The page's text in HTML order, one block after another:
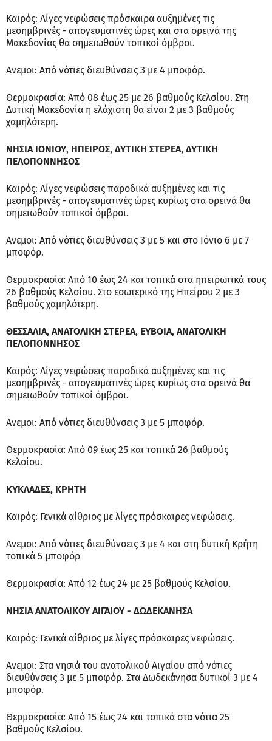
Καιρός: Λίγες νεφώσεις πρόσκαιρα αυξημένες τις
μεσημβρινές - απογευματινές ώρες και στα ορεινά της
Μακεδονίας θα σημειωθούν τοπικοί όμβροι.
Ανεμοι: Από νότιες διευθύνσεις 3 με 4 μποφόρ.
Θερμοκρασία: Από 08 έως 25 με 26 βαθμούς Κελσίου. Στη
Δυτική Μακεδονία η ελάχιστη θα είναι 2 με 3 βαθμούς
χαμηλότερη.
ΝΗΣΙΑ ΙΟΝΙΟΥ, ΗΠΕΙΡΟΣ, ΔΥΤΙΚΗ ΣΤΕΡΕΑ, ΔΥΤΙΚΗ
ΠΕΛΟΠΟΝΝΗΣΟΣ
Καιρός: Λίγες νεφώσεις παροδικά αυξημένες και τις
μεσημβρινές - απογευματινές ώρες κυρίως στα ορεινά θα
σημειωθούν τοπικοί όμβροι.
Ανεμοι: Από νότιες διευθύνσεις 3 με 5 και στο Ιόνιο 6 με 7
μποφόρ.
Θερμοκρασία: Από 10 έως 24 και τοπικά στα ηπειρωτικά τους
26 βαθμούς Κελσίου. Στο εσωτερικό της Ηπείρου 2 με 3
βαθμούς χαμηλότερη.
ΘΕΣΣΑΛΙΑ, ΑΝΑΤΟΛΙΚΗ ΣΤΕΡΕΑ, ΕΥΒΟΙΑ, ΑΝΑΤΟΛΙΚΗ
ΠΕΛΟΠΟΝΝΗΣΟΣ
Καιρός: Λίγες νεφώσεις παροδικά αυξημένες και τις
μεσημβρινές - απογευματινές ώρες κυρίως στα ορεινά θα
σημειωθούν τοπικοί όμβροι.
Ανεμοι: Από νότιες διευθύνσεις 3 με 5 μποφόρ.
Θερμοκρασία: Από 09 έως 25 και τοπικά 26 βαθμούς
Κελσίου.
ΚΥΚΛΑΔΕΣ, ΚΡΗΤΗ
Καιρός: Γενικά αίθριος με λίγες πρόσκαιρες νεφώσεις.
Ανεμοι: Από νότιες διευθύνσεις 3 με 4 και στη δυτική Κρήτη
τοπικά 5 μποφόρ
Θερμοκρασία: Από 12 έως 24 με 25 βαθμούς Κελσίου.
ΝΗΣΙΑ ΑΝΑΤΟΛΙΚΟΥ ΑΙΓΑΙΟΥ - ΔΩΔΕΚΑΝΗΣΑ
Καιρός: Γενικά αίθριος με λίγες πρόσκαιρες νεφώσεις.
Ανεμοι: Στα νησιά του ανατολικού Αιγαίου από νότιες
διευθύνσεις 3 με 5 μποφόρ. Στα Δωδεκάνησα δυτικοί 3 με 4
μποφόρ.
Θερμοκρασία: Από 15 έως 24 και τοπικά στα νότια 25
βαθμούς Κελσίου.